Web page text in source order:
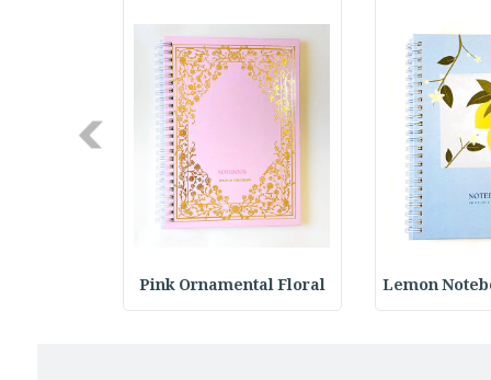
Lemon
Pink Ornamental Floral
Next